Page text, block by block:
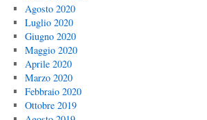
Agosto 2020
Luglio 2020
Giugno 2020
Maggio 2020
Aprile 2020
Marzo 2020
Febbraio 2020
Ottobre 2019